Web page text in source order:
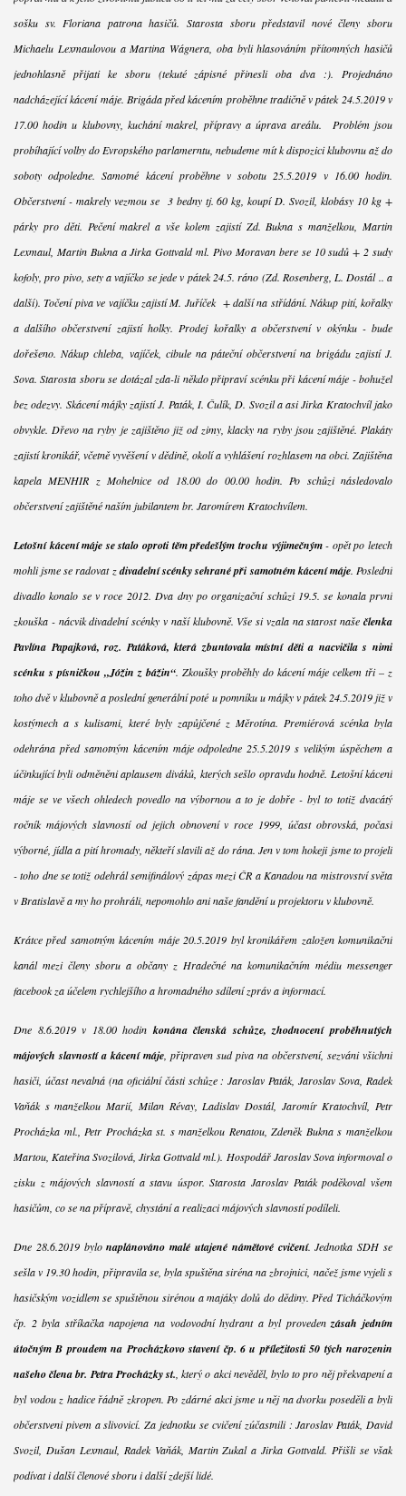
sošku sv. Floriana patrona hasičů. Starosta sboru představil nové členy sboru
Michaelu Lexmaulovou a Martina Wágnera, oba byli hlasováním přítomných hasičů
jednohlasně přijati ke sboru (tekuté zápisné přinesli oba dva :). Projednáno
nadcházející kácení máje. Brigáda před kácením proběhne tradičně v pátek 24.5.2019 v
17.00 hodin u klubovny, kuchání makrel, přípravy a úprava areálu. Problém jsou
probíhající volby do Evropského parlamerntu, nebudeme mít k dispozici klubovnu až do
soboty odpoledne. Samotné kácení proběhne v sobotu 25.5.2019 v 16.00 hodin.
Občerstvení - makrely vezmou se 3 bedny tj. 60 kg, koupí D. Svozil, klobásy 10 kg +
párky pro děti. Pečení makrel a vše kolem zajistí Zd. Bukna s manželkou, Martin
Lexmaul, Martin Bukna a Jirka Gottvald ml. Pivo Moravan bere se 10 sudů + 2 sudy
kofoly, pro pivo, sety a vajíčko se jede v pátek 24.5. ráno (Zd. Rosenberg, L. Dostál .. a
další). Točení piva ve vajíčku zajistí M. Juříček + další na střídání. Nákup pití, kořalky
a dalšího občerstvení zajistí holky. Prodej kořalky a občerstvení v okýnku - bude
dořešeno. Nákup chleba, vajíček, cibule na páteční občerstvení na brigádu zajistí J.
Sova. Starosta sboru se dotázal zda-li někdo připraví scénku při kácení máje - bohužel
bez odezvy. Skácení májky zajistí J. Paták, I. Čulík, D. Svozil a asi Jirka Kratochvíl jako
obvykle. Dřevo na ryby je zajištěno již od zimy, klacky na ryby jsou zajištěné. Plakáty
zajistí kronikář, včetně vyvěšení v dědině, okolí a vyhlášení rozhlasem na obci. Zajištěna
kapela MENHIR z Mohelnice od 18.00 do 00.00 hodin. Po schůzi následovalo
občerstvení zajištěné naším jubilantem br. Jaromírem Kratochvílem.
Letošní kácení máje se stalo oproti těm předešlým trochu výjimečným- opět po letech
mohli jsme se radovat zdivadelní scénky sehrané při samotném kácení máje. Poslední
divadlo konalo se v roce 2012. Dva dny po organizační schůzi 19.5. se konala první
zkouška - nácvik divadelní scénky v naší klubovně. Vše si vzala na starost našečlenka
Pavlína Papajková, roz. Patáková, která zbuntovala místní děti a nacvičila s nimi
scénku s písničkou „Jóžin z bážin“. Zkoušky proběhly do kácení máje celkem tři – z
toho dvě v klubovně a poslední generální poté u pomníku u májky v pátek 24.5.2019 již v
kostýmech a s kulisami, které byly zapůjčené z Měrotína. Premiérová scénka byla
odehrána před samotným kácením máje odpoledne 25.5.2019 s velikým úspěchem a
účinkující byli odměněni aplausem diváků, kterých sešlo opravdu hodně. Letošní kácení
máje se ve všech ohledech povedlo na výbornou a to je dobře - byl to totiž dvacátý
ročník májových slavností od jejich obnovení v roce 1999, účast obrovská, počasí
výborné, jídla a pití hromady, někteří slavili až do rána. Jen v tom hokeji jsme to projeli
- toho dne se totiž odehrál semifinálový zápas mezi ČR a Kanadou na mistrovství světa
v Bratislavě a my ho prohráli, nepomohlo ani naše fandění u projektoru v klubovně.
Krátce před samotným kácením máje 20.5.2019 byl kronikářem založen komunikační
kanál mezi členy sboru a občany z Hradečné na komunikačním médiu messenger
facebook za účelem rychlejšího a hromadného sdílení zpráv a informací.
Dne 8.6.2019 v 18.00 hodin konána členská schůze, zhodnocení proběhnutých
májových slavností a kácení máje , připraven sud piva na občerstvení, sezváni všichni
hasiči, účast nevalná (na oficiální části schůze : Jaroslav Paták, Jaroslav Sova, Radek
Vaňák s manželkou Marií, Milan Révay, Ladislav Dostál, Jaromír Kratochvíl, Petr
Procházka ml., Petr Procházka st. s manželkou Renatou, Zdeněk Bukna s manželkou
Martou, Kateřina Svozilová, Jirka Gottvald ml.). Hospodář Jaroslav Sova informoval o
zisku z májových slavností a stavu úspor. Starosta Jaroslav Paták poděkoval všem
hasičům, co se na přípravě, chystání a realizaci májových slavností podíleli.
Dne 28.6.2019 bylonaplánováno malé utajené námětové cvičení. Jednotka SDH se
sešla v 19.30 hodin, připravila se, byla spuštěna siréna na zbrojnici, načež jsme vyjeli s
hasičským vozidlem se spuštěnou sirénou a majáky dolů do dědiny. Před Ticháčkovým
čp. 2 byla stříkačka napojena na vodovodní hydrant a byl provedenzásah jedním
útočným B proudem na Procházkovo stavení čp. 6 u příležitosti 50 tých narozenin
našeho člena br. Petra Procházky st. , který o akci nevěděl, bylo to pro něj překvapení a
byl vodou z hadice řádně zkropen. Po zdárné akci jsme u něj na dvorku poseděli a byli
občerstveni pivem a slivovicí. Za jednotku se cvičení zúčastnili : Jaroslav Paták, David
Svozil, Dušan Lexmaul, Radek Vaňák, Martin Zukal a Jirka Gottvald. Přišli se však
podívat i další členové sboru i další zdejší lidé.